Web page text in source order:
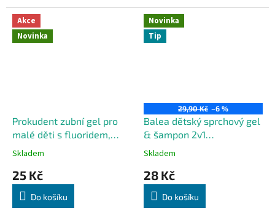
Akce
Novinka
Prokudent zubní gel pro
malé děti s fluoridem,
jahodový, 0-6 let
Skladem
25 Kč
Do košíku
Novinka
Tip
29,90 Kč –6 %
Balea dětský sprchový gel
& šampon 2v1
Surfosaurus, 300 ml
Skladem
28 Kč
Do košíku